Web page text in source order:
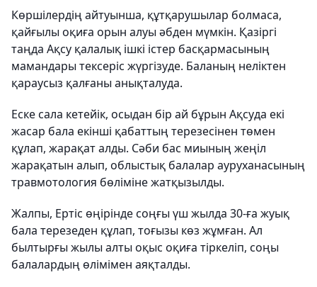
Көршілердің айтуынша, құтқарушылар болмаса,
қайғылы оқиға орын алуы әбден мүмкін. Қазіргі
таңда Ақсу қалалық ішкі істер басқармасының
мамандары тексеріс жүргізуде. Баланың неліктен
қараусыз қалғаны анықталуда.
Еске сала кетейік, осыдан бір ай бұрын Ақсуда екі
жасар бала екінші қабаттың терезесінен төмен
құлап, жарақат алды. Сәби бас миының жеңіл
жарақатын алып, облыстық балалар ауруханасының
травмотология бөліміне жатқызылды.
Жалпы, Ертіс өңірінде соңғы үш жылда 30-ға жуық
бала терезеден құлап, тоғызы көз жұмған. Ал
былтырғы жылы алты оқыс оқиға тіркеліп, соңы
балалардың өлімімен аяқталды.